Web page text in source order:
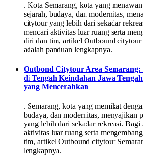
. Kota Semarang, kota yang
sejarah, budaya, dan modernitas,
citytour yang lebih dari sekadar
mencari aktivitas luar ruang serta
diri dan tim, artikel Outbound citytour
adalah panduan lengkapnya.
Outbond Citytour Area
di Tengah Keindahan Jawa
yang Mencerahkan
. Semarang, kota yang memikat
budaya, dan modernitas, menyajikan
yang lebih dari sekadar rekreasi. Bagi
aktivitas luar ruang serta
tim, artikel Outbound citytour
lengkapnya.